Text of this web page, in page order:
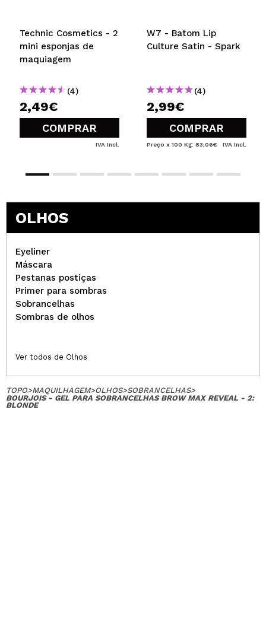
Technic Cosmetics - 2
mini esponjas de
maquiagem
(4)
2,49€
COMPRAR
IVA Incl.
W7 - Batom Lip
Culture Satin - Spark
(4)
2,99€
COMPRAR
Preço x 100 Kg: 83,06€ IVA Incl.
OLHOS
Eyeliner
Máscara
Pestanas postiças
Primer para sombras
Sobrancelhas
Sombras de olhos
Ver todos de Olhos
TOPO>MAQUILHAGEM>OLHOS>SOBRANCELHAS>
BOURJOIS - GEL PARA SOBRANCELHAS BROW MAX REVEAL - 2:
BLONDE